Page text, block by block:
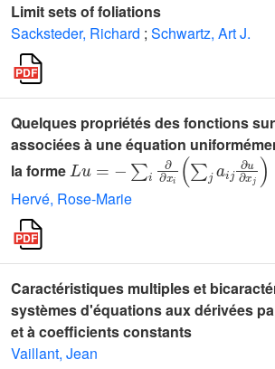
Limit sets of foliations
Sacksteder, Richard ; Schwartz, Art J.
Quelques propriétés des fonctions
associées à une équation
la forme
Lu=-∑i ∂∂xi(∑jaij∂u∂xj)=0
Hervé, Rose-Marie
Caractéristiques multiples et
systèmes d'équations aux dérivées
et à coefficients constants
Vaillant, Jean